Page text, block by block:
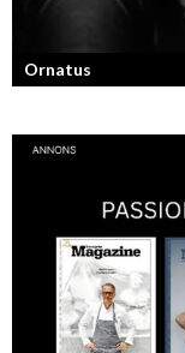
Ornatus
En av svergies mest